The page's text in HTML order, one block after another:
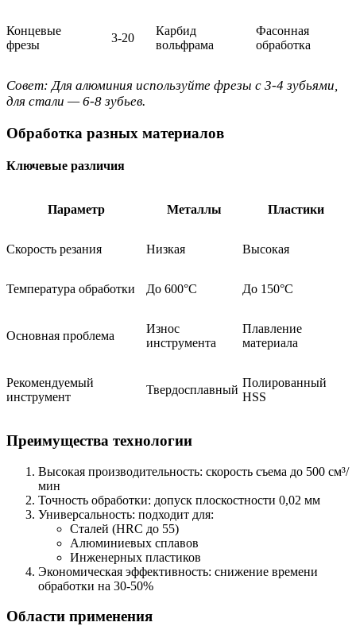
Концевые
фрезы
3-20
Карбид
вольфрама
Фасонная
обработка
Совет: Для алюминия используйте фрезы с 3-4 зубьями,
для стали — 6-8 зубьев.
Обработка разных материалов
Ключевые различия
Параметр Металлы Пластики
Скорость резания Низкая Высокая
Температура обработки До 600°C До 150°C
Основная проблема
Износ
инструмента
Плавление
материала
Рекомендуемый
инструмент
Твердосплавный
Полированный
HSS
Преимущества технологии
Высокая производительность: скорость съема до 500 см³/
мин
Точность обработки: допуск плоскостности 0,02 мм
Универсальность: подходит для:
Сталей (HRC до 55)
Алюминиевых сплавов
Инженерных пластиков
Экономическая эффективность: снижение времени
обработки на 30-50%
Области применения